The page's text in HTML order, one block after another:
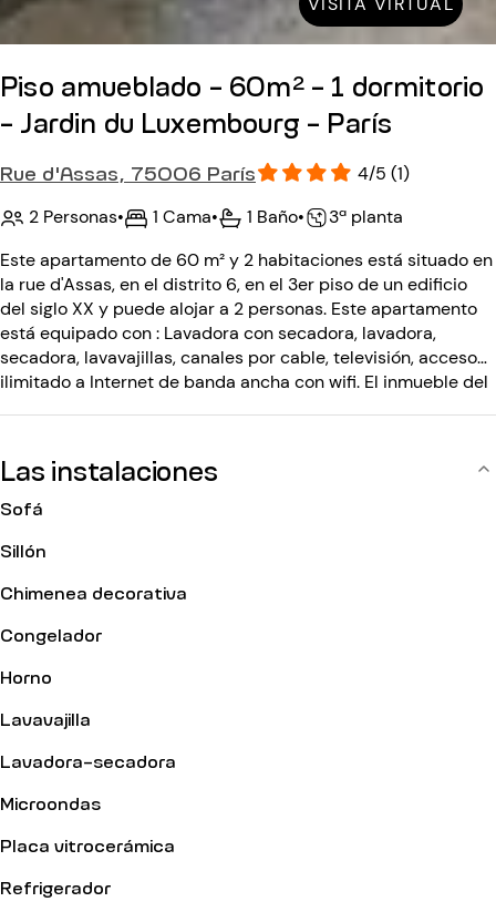
Piso amueblado - 60m² - 1 dormitorio
- Jardin du Luxembourg - París
Rue d'Assas, 75006 París
4/5 (1)
2 Personas• 1 Cama• 1 Baño•
3ª planta
Este apartamento de 60 m² y 2 habitaciones está situado en
la rue d'Assas, en el distrito 6, en el 3er piso de un edificio
del siglo XX y puede alojar a 2 personas. Este apartamento
está equipado con : Lavadora con secadora, lavadora,
secadora, lavavajillas, canales por cable, televisión, acceso
ilimitado a Internet de banda ancha con wifi. El inmueble del
Las instalaciones
Sofá
Sillón
Chimenea decorativa
Congelador
Horno
Lavavajilla
Lavadora-secadora
Microondas
Placa vitrocerámica
Refrigerador